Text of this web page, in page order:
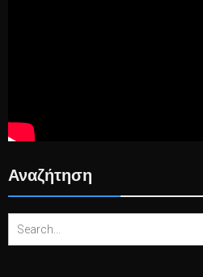
Αναζήτηση
for: